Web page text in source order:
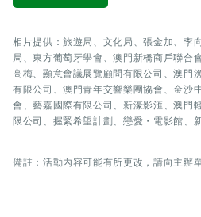
相片提供：旅遊局、文化局、張金加、李
局、東方葡萄牙學會、澳門新橋商戶聯合
高梅、顯意會議展覽顧問有限公司、澳門
有限公司、澳門青年交響樂團協會、金沙
會、藝嘉國際有限公司、新濠影滙、澳門
限公司、握緊希望計劃、戀愛・電影館、
備註：活動內容可能有所更改，請向主辦單